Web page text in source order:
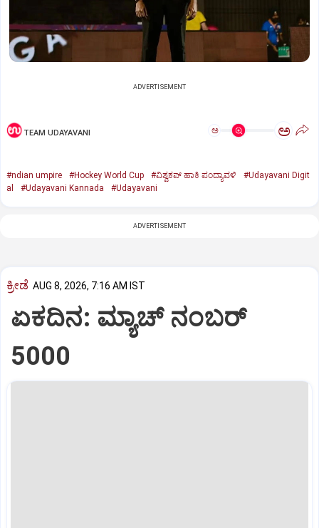
ADVERTISEMENT
TEAM UDAYAVANI ಅ ಅ
#ndian umpire #Hockey World Cup #ವಿಶ್ವಕಪ್‌ ಹಾಕಿ ಪಂದ್ಯಾವಳಿ
#Udayavani Digit
al
#Udayavani Kannada #Udayavani
ADVERTISEMENT
ಕ್ರೀಡೆ AUG 8, 2026, 7:16 AM IST
ಏಕದಿನ: ಮ್ಯಾಚ್‌ ನಂಬರ್‌
5000